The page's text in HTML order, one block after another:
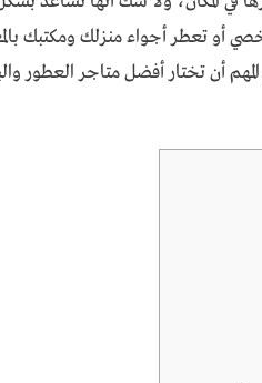
تعطر أجواء منزلك ومكتبك
أن تختار أفضل متاجر العطور